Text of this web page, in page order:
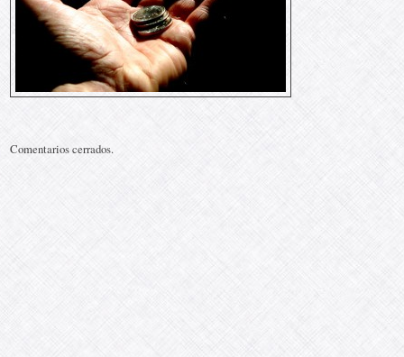
Comentarios cerrados.